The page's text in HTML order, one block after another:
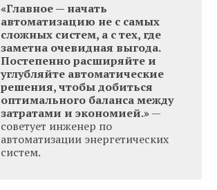
«Главное — начать
автоматизацию не с самых
сложных систем, а с тех, где
заметна очевидная выгода.
Постепенно расширяйте и
углубляйте автоматические
решения, чтобы добиться
оптимального баланса между
затратами и экономией.»—
советует инженер по
автоматизации энергетических
систем.